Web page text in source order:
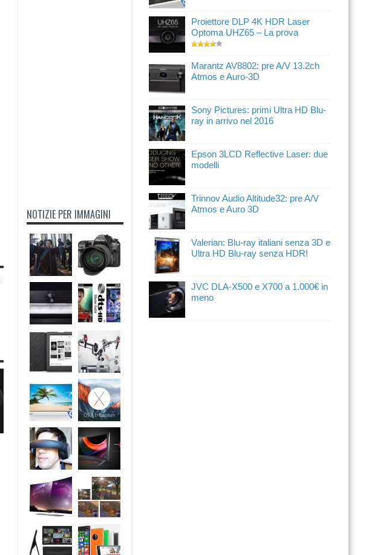
NOTIZIE PER IMMAGINI
Proiettore DLP 4K HDR Laser
Optoma UHZ65 – La prova
Marantz AV8802: pre A/V 13.2ch
Atmos e Auro-3D
Sony Pictures: primi Ultra HD Blu-
ray in arrivo nel 2016
Epson 3LCD Reflective Laser: due
modelli
Trinnov Audio Altitude32: pre A/V
Atmos e Auro 3D
Valerian: Blu-ray italiani senza 3D e
Ultra HD Blu-ray senza HDR!
JVC DLA-X500 e X700 a 1.000€ in
meno